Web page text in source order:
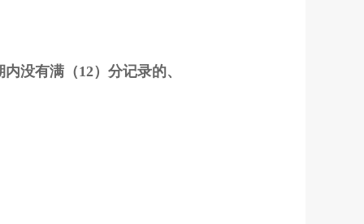
没有满（12）分记录的、